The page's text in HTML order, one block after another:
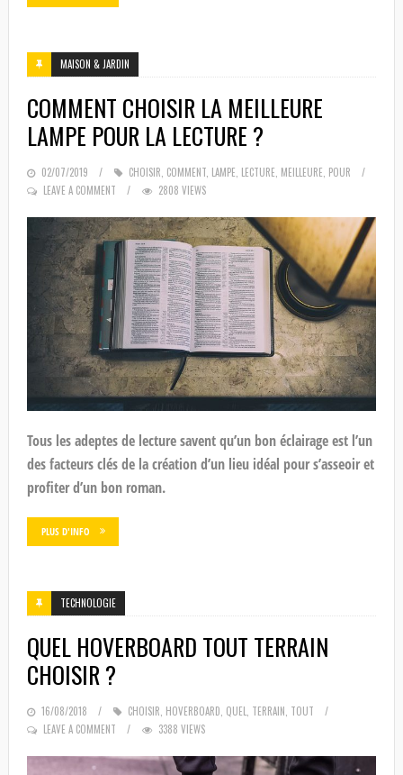
MAISON & JARDIN
COMMENT CHOISIR LA MEILLEURE
LAMPE POUR LA LECTURE ?
POSTED
ON
02/07/2019 CHOISIR COMMENT, LAMPE LECTURE MEILLEURE POUR
LEAVE A COMMENT
2808 VIEWS
Tous les adeptes de lecture savent qu’un bon éclairage est l’un
des facteurs clés de la création d’un lieu idéal pour s’asseoir et
profiter d’un bon roman.
PLUS D'INFO
TECHNOLOGIE
QUEL HOVERBOARD TOUT TERRAIN
CHOISIR ?
POSTED
ON
16/08/2018 CHOISIR HOVERBOARD QUEL TERRAIN TOUT
LEAVE A COMMENT
3388 VIEWS